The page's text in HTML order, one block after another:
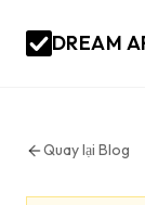
DREAM
Quay lại Blog